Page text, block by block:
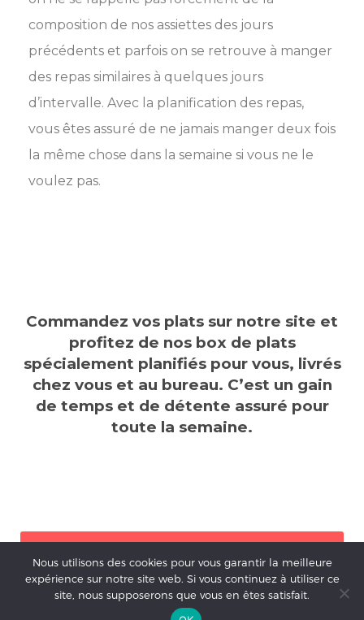
composition de nos assiettes des jours
précédents et parfois on se retrouve à manger
des repas similaires à quelques jours
d’intervalle. Avec la planification des repas,
vous êtes assuré de ne jamais manger deux fois
la même chose dans la semaine si vous ne le
voulez pas.
Commandez vos plats sur notre site et
profitez de nos box de plats
spécialement planifiés pour vous, livrés
chez vous et au bureau. C’est un gain
de temps et de détente assuré pour
toute la semaine.
Commander dès
maintenant
Nous utilisons des cookies pour vous garantir la meilleure
expérience sur notre site web. Si vous continuez à utiliser ce
site, nous supposerons que vous en êtes satisfait.